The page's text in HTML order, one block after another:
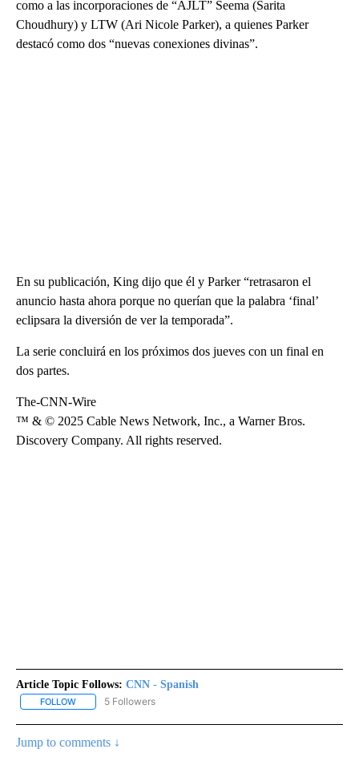
como a las incorporaciones de “AJLT” Seema (Sarita
Choudhury) y LTW (Ari Nicole Parker), a quienes Parker
destacó como dos “nuevas conexiones divinas”.
En su publicación, King dijo que él y Parker “retrasaron el
anuncio hasta ahora porque no querían que la palabra ‘final’
eclipsara la diversión de ver la temporada”.
La serie concluirá en los próximos dos jueves con un final en
dos partes.
The-CNN-Wire
™ & © 2025 Cable News Network, Inc., a Warner Bros.
Discovery Company. All rights reserved.
Article Topic Follows: CNN - Spanish
FOLLOW FOLLOW "CNN - SPANISH" TO RECEIVE NOTIFICATIONS ABOUT
5 Followers
Jump to comments ↓